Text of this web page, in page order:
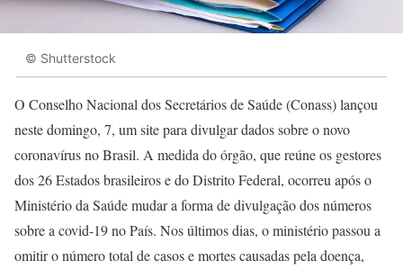
© Shutterstock
O Conselho Nacional dos Secretários de Saúde (Conass) lançou
neste domingo, 7, um site para divulgar dados sobre o novo
coronavírus no Brasil. A medida do órgão, que reúne os gestores
dos 26 Estados brasileiros e do Distrito Federal, ocorreu após o
Ministério da Saúde mudar a forma de divulgação dos números
sobre a covid-19 no País. Nos últimos dias, o ministério passou a
omitir o número total de casos e mortes causadas pela doença,